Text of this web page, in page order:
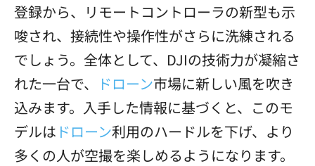
登録から、リモートコントローラの新型も示
唆され、接続性や操作性がさらに洗練される
でしょう。全体として、DJIの技術力が凝縮さ
れた一台で、
ドローン市場に新しい風を吹き
込みます。入手した情報に基づくと、このモ
デルは ドローン利用のハードルを下げ、より
多くの人が空撮を楽しめるようになります。